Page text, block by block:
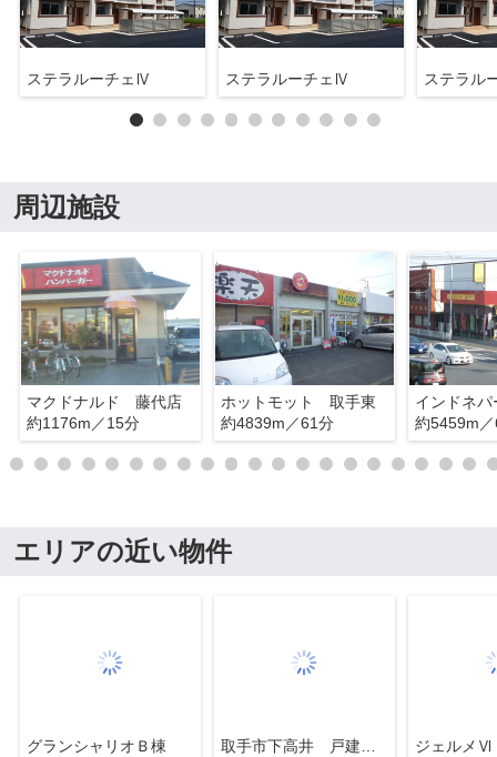
ステラルーチェⅣ ステラルーチェⅣ ステラル
周辺施設
マクドナルド 藤代店
約1176m／15分
ホットモット 取手東
約4839m／61分
約5459m
エリアの近い物件
グランシャリオＢ棟
取手市下高井 戸建住宅
ジェルメⅥ